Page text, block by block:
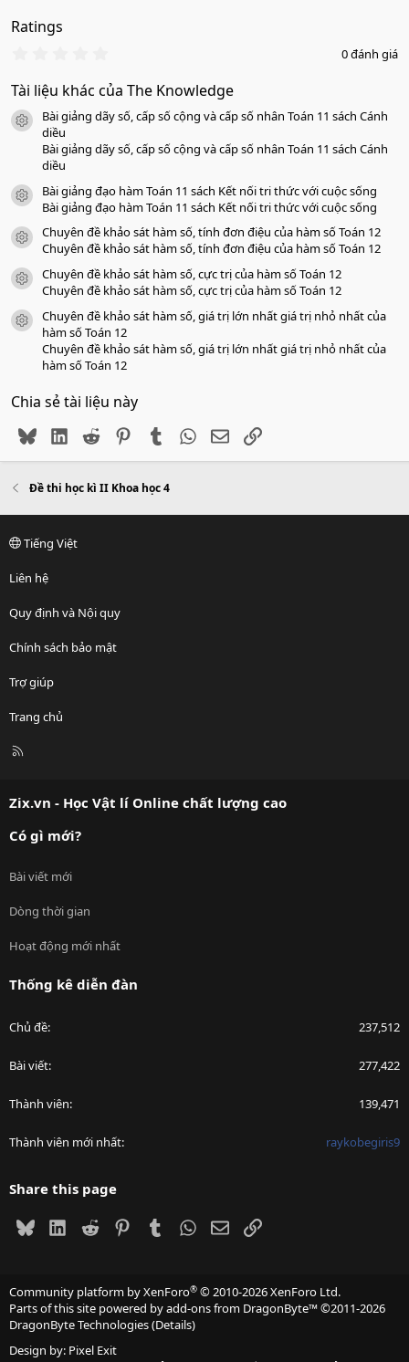
Ratings
0
0
a
0 đánh giá
Tài liệu khác của The Knowledge
icon tài liệu
Bài giảng dãy số, cấp số cộng và cấp số nhân Toán 11 sách Cánh
diều
Bài giảng dãy số, cấp số cộng và cấp số nhân Toán 11 sách Cánh
diều
icon tài liệu
Bài giảng đạo hàm Toán 11 sách Kết nối tri thức với cuộc sống
Bài giảng đạo hàm Toán 11 sách Kết nối tri thức với cuộc sống
icon tài liệu
Chuyên đề khảo sát hàm số, tính đơn điệu của hàm số Toán 12
Chuyên đề khảo sát hàm số, tính đơn điệu của hàm số Toán 12
icon tài liệu
Chuyên đề khảo sát hàm số, cực trị của hàm số Toán 12
Chuyên đề khảo sát hàm số, cực trị của hàm số Toán 12
icon tài liệu
Chuyên đề khảo sát hàm số, giá trị lớn nhất giá trị nhỏ nhất của
hàm số Toán 12
Chuyên đề khảo sát hàm số, giá trị lớn nhất giá trị nhỏ nhất của
hàm số Toán 12
Chia sẻ tài liệu này
BlueskyLinkedIn
Reddit PinterestTumblr WhatsApp
EmailLink
Đề thi học kì II Khoa học 4
Tiếng Việt
Liên hệ
Quy định và Nội quy
Chính sách bảo mật
Trợ giúp
Trang chủ
R
Zix.vn - Học Vật lí Online chất lượng cao
Có gì mới?
Bài viết mới
Dòng thời gian
Hoạt động mới nhất
Thống kê diễn đàn
Chủ đề 237,512
Bài viết 277,422
Thành viên 139,471
Thành viên mới nhất raykobegiris9
Share this page
BlueskyLinkedIn
Reddit PinterestTumblrWhatsApp
EmailLink
Community platform by XenForo® © 2010-2026 XenForo Ltd.
Parts of this site powered byadd-ons from DragonByte™©2011-2026
DragonByte Technologies(Details)
Design by: Pixel Exit